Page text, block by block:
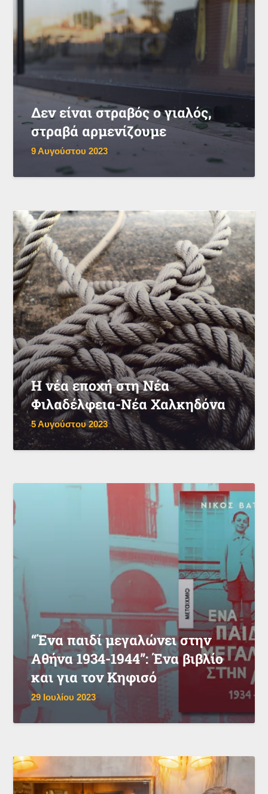
Δεν είναι στραβός ο γιαλός,
στραβά αρμενίζουμε
9 Αυγούστου 2023
Η νέα εποχή στη Νέα
Φιλαδέλφεια-Νέα Χαλκηδόνα
5 Αυγούστου 2023
“Ένα παιδί μεγαλώνει στην
Αθήνα 1934-1944”: Ένα βιβλίο
και για τον Κηφισό
29 Ιουλίου 2023